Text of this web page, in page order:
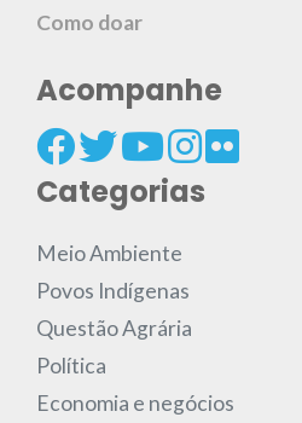
Como doar
Acompanhe
Categorias
Meio Ambiente
Povos Indígenas
Questão Agrária
Política
Economia e negócios